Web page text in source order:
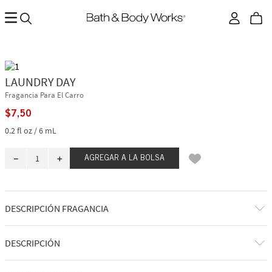
LAUNDRY DAY
Fragancia Para El Carro
$7,50
0.2 fl oz / 6 mL
＋
－ AGREGAR A LA BOLSA
DESCRIPCIÓN FRAGANCIA
A qué huele: una cesta con ropa sucia recién sacada del tendedero.
DESCRIPCIÓN